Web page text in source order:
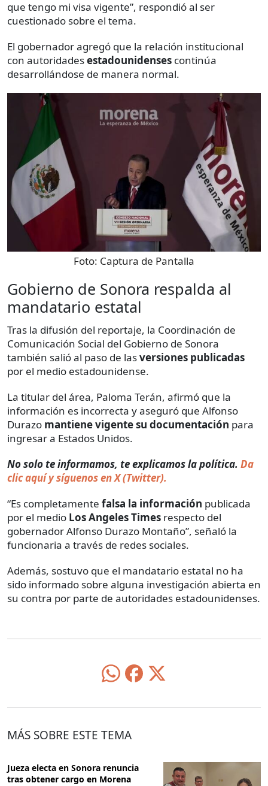
que tengo mi visa vigente”, respondió al ser
cuestionado sobre el tema.
El gobernador agregó que la relación institucional
con autoridadesestadounidenses continúa
desarrollándose de manera normal.
Foto: Captura de Pantalla
Gobierno de Sonora respalda al
mandatario estatal
Tras la difusión del reportaje, la Coordinación de
Comunicación Social del Gobierno de Sonora
también salió al paso de lasversiones publicadas
por el medio estadounidense.
La titular del área, Paloma Terán, afirmó que la
información es incorrecta y aseguró que Alfonso
Durazo mantiene vigente su documentación para
ingresar a Estados Unidos.
No solo te informamos, te explicamos la política. Da
clic aquí y síguenos en X (Twitter).
“Es completamente falsa la información publicada
por el medio Los Angeles Times respecto del
gobernador Alfonso Durazo Montaño”, señaló la
funcionaria a través de redes sociales.
Además, sostuvo que el mandatario estatal no ha
sido informado sobre alguna investigación abierta en
su contra por parte de autoridades estadounidenses.
MÁS SOBRE ESTE TEMA
Jueza electa en Sonora renuncia
tras obtener cargo en Morena